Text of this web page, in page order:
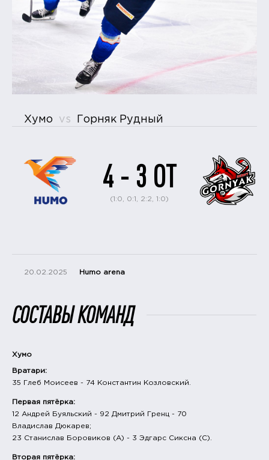
Хумо vs Горняк Рудный
4 - 3 ОТ
(1:0, 0:1, 2:2, 1:0)
20.02.2025 Humo arena
СОСТАВЫ КОМАНД
Хумо
Вратари:
35 Глеб Моисеев - 74 Константин Козловский.
Первая пятёрка:
12 Андрей Буяльский - 92 Дмитрий Гренц - 70
Владислав Дюкарев;
23 Станислав Боровиков (А) - 3 Эдгарс Сиксна (С).
Вторая пятёрка: